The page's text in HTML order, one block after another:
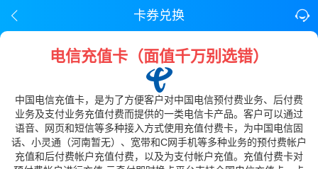
卡券兑换
电信充值卡（面值千万别选错）
中国电信充值卡，是为了方便客户对中国电信预付费业务、后付费
业务及支付业务充值付费而提供的一类电信卡产品。客户可以通过
语音、网页和短信等多种接入方式使用充值付费卡，为中国电信固
话、小灵通（河南暂无）、宽带和C网手机等多种业务的预付费帐户
充值和后付费帐户充值付费，以及为支付帐户充值。充值付费卡对